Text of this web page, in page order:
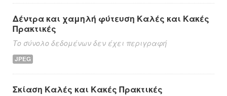
Δέντρα και χαμηλή φύτευση Καλές και Κακές
Πρακτικές
Το σύνολο δεδομένων δεν έχει περιγραφή
JPEG
Σκίαση Καλές και Κακές Πρακτικές